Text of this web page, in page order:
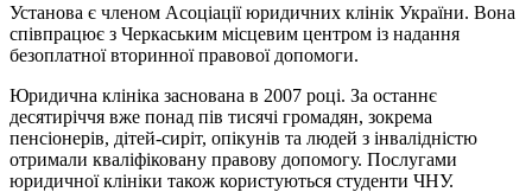
Установа є членом Асоціації юридичних клінік України. Вона
співпрацює з Черкаським місцевим центром із надання
безоплатної вторинної правової допомоги.
Юридична клініка заснована в 2007 році. За останнє
десятиріччя вже понад пів тисячі громадян, зокрема
пенсіонерів, дітей-сиріт, опікунів та людей з інвалідністю
отримали кваліфіковану правову допомогу. Послугами
юридичної клініки також користуються студенти ЧНУ.